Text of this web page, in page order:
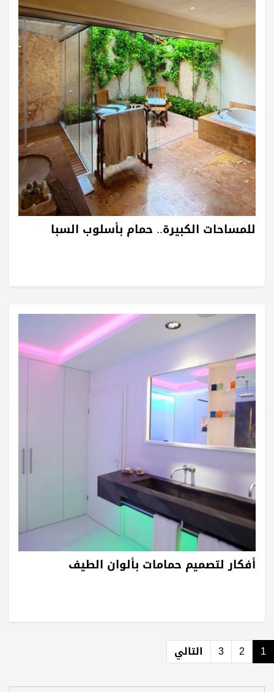
للمساحات الكبيرة.. حمام بأسلوب السبا
أفكار لتصميم حمامات بألوان الطيف
1
2
3 التالي